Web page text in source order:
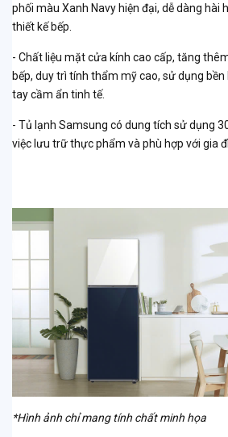
phối màu Xanh Navy hiện đại, dễ dàng hài
thiết kế bếp.
- Chất liệu mặt cửa kính cao cấp, tăng
bếp, duy trì tính thẩm mỹ cao, sử dụng bền
tay cầm ẩn tinh tế.
- Tủ lạnh Samsung có dung tích sử dụng
việc lưu trữ thực phẩm và phù hợp với gia
*Hình ảnh chỉ mang tính chất minh họa